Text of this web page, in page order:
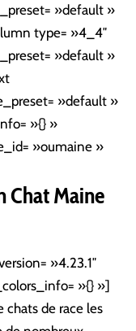
»default »
type= »4_4″
»default »
»default »
»{} »
»oumaine »
Chat Maine
»4.23.1″
»{} »]
chats de race les